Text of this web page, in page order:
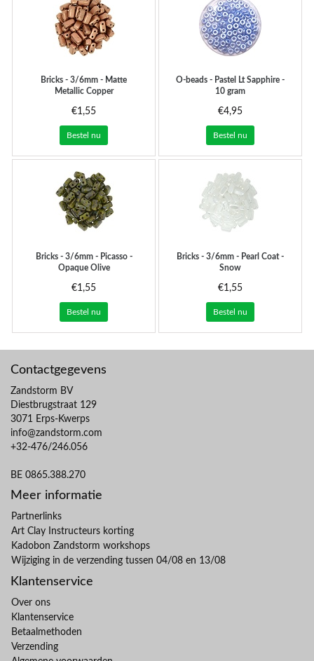
Bricks - 3/6mm - Matte
Metallic Copper
€1,55
Bestel nu
O-beads - Pastel Lt Sapphire -
10 gram
€4,95
Bestel nu
Bricks - 3/6mm - Picasso -
Opaque Olive
€1,55
Bestel nu
Bricks - 3/6mm - Pearl Coat -
Snow
€1,55
Bestel nu
Contactgegevens
Zandstorm BV
Diestbrugstraat 129
3071 Erps-Kwerps
info@zandstorm.com
+32-476/246.056
BE 0865.388.270
Meer informatie
Partnerlinks
Art Clay Instructeurs korting
Kadobon Zandstorm workshops
Wijziging in de verzending tussen 04/08 en 13/08
Klantenservice
Over ons
Klantenservice
Betaalmethoden
Verzending